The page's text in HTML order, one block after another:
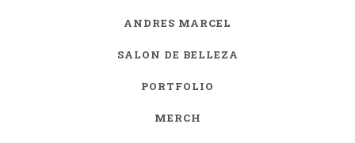
ANDRES MARCEL
SALON DE BELLEZA
PORTFOLIO
MERCH